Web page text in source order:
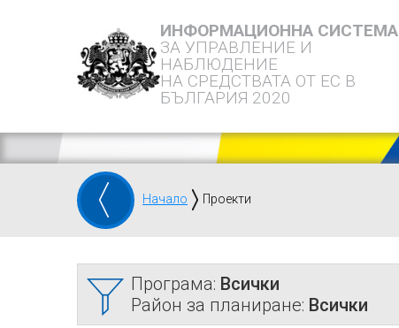
ИНФОРМАЦИОННА СИСТЕМА
ЗА УПРАВЛЕНИЕ И
НАБЛЮДЕНИЕ
НА СРЕДСТВАТА ОТ ЕС В
БЪЛГАРИЯ 2020
Начало Проекти
Програма: Всички
Район за планиране: Всички